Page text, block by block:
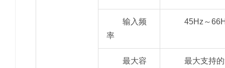
输入频
率
45Hz～
最大容
最大支持